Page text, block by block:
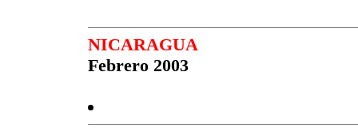
NICARAGUA
Febrero 2003